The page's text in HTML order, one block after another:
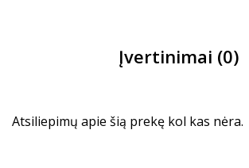
Įvertinimai (0)
Atsiliepimų apie šią prekę kol kas nėra.